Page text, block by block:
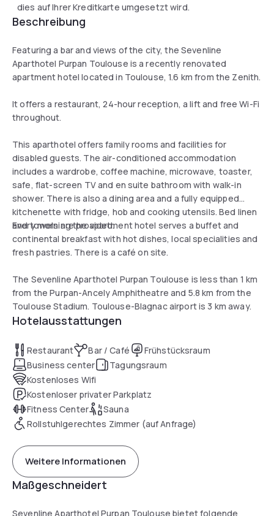
dies auf Ihrer Kreditkarte umgesetzt wird.
Beschreibung
Featuring a bar and views of the city, the Sevenline
Aparthotel Purpan Toulouse is a recently renovated
apartment hotel located in Toulouse, 1.6 km from the Zenith.
It offers a restaurant, 24-hour reception, a lift and free Wi-Fi
throughout.
This aparthotel offers family rooms and facilities for
disabled guests. The air-conditioned accommodation
includes a wardrobe, coffee machine, microwave, toaster,
safe, flat-screen TV and en suite bathroom with walk-in
shower. There is also a dining area and a fully equipped
kitchenette with fridge, hob and cooking utensils. Bed linen
and towels are provided.
Every morning the apartment hotel serves a buffet and
continental breakfast with hot dishes, local specialities and
fresh pastries. There is a café on site.
The Sevenline Aparthotel Purpan Toulouse is less than 1 km
from the Purpan-Ancely Amphitheatre and 5.8 km from the
Toulouse Stadium. Toulouse-Blagnac airport is 3 km away.
Hotelausstattungen
Restaurant Bar / Café
Frühstücksraum
Business center
Tagungsraum
Kostenloses Wifi
Kostenloser privater Parkplatz
Fitness Center
Sauna
Rollstuhlgerechtes Zimmer (auf Anfrage)
Weitere Informationen
Maßgeschneidert
Sevenline Aparthotel Purpan Toulouse bietet folgende